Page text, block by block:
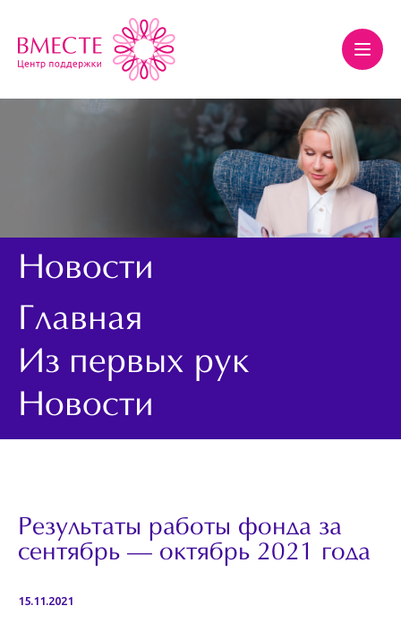
Новости
Главная
Из первых рук
Новости
Результаты работы фонда за
сентябрь — октябрь 2021 года
15.11.2021